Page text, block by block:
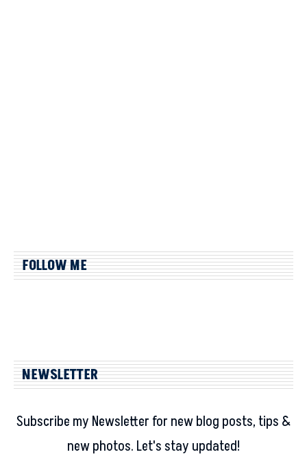
FOLLOW ME
NEWSLETTER
Subscribe my Newsletter for new blog posts, tips &
new photos. Let's stay updated!